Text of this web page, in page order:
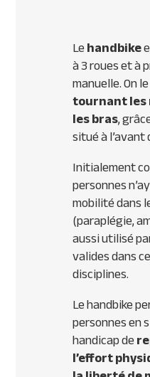
Lehandbike
à 3 roues et à
manuelle. On
tournant les
les bras,
situé à l’avant
Initialement
personnes
mobilité dans
(paraplégie,
aussi utilisé
valides dans
disciplines.
Le handbike
personnes en
handicap de
l’effort